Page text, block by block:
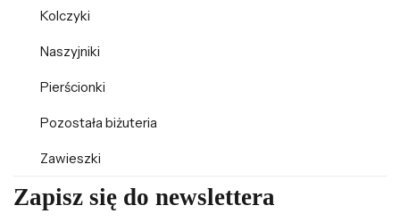
Kolczyki
Naszyjniki
Pierścionki
Pozostała biżuteria
Zawieszki
Zapisz się do newslettera